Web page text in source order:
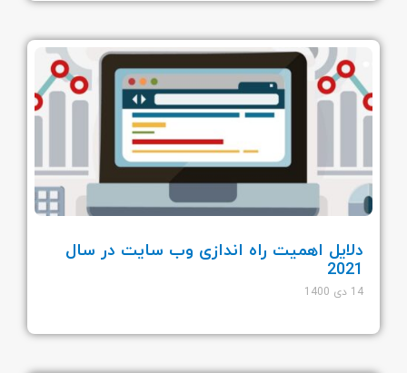
دلایل اهمیت راه اندازی وب سایت در سال
2021
14 دی 1400